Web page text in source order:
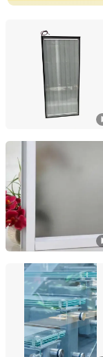
Jiangsu
Jiangsu, China
Jinhua Xinfu
Guangzhou Topo
Guangdong,